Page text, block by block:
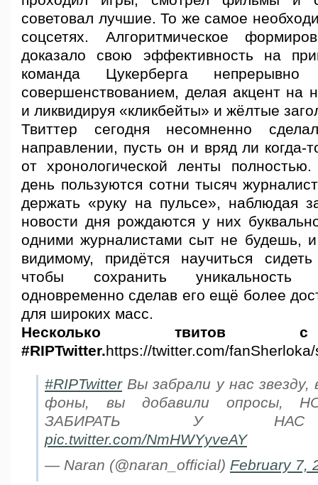
советовал лучшие. То же самое
соцсетях. Алгоритмическое
доказало свою эффективность на
команда Цукерберга непрерывно
совершенствованием, делая акцент на
и ликвидируя «кликбейты» и жёлтые
Твиттер сегодня несомненно
направлении, пусть он и вряд ли когда-
от хронологической ленты
день пользуются сотни тысяч
держать «руку на пульсе», наблюдая
новости дня рождаются у них
одними журналистами сыт не будешь,
видимому, придётся научиться
чтобы сохранить уникальность
одновременно сделав его ещё более
для широких масс.
Несколько твитов с
#RIPTwitter.https://twitter.com/
#RIPTwitterВы забрали у нас звезду,
фоны, вы добавили опросы,
ЗАБИРАТЬ У НАС
pic.twitter.com/NmHWYyveAY
— Naran (@naran_official) February 7,